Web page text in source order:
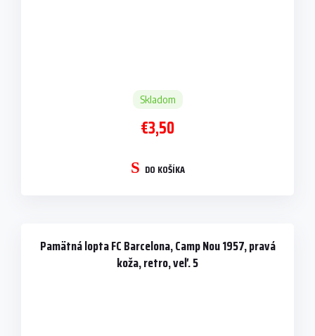
Skladom
€3,50
DO KOŠÍKA
Pamätná lopta FC Barcelona, Camp Nou 1957, pravá
koža, retro, veľ. 5